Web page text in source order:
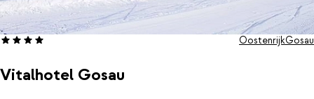
Vitalhotel Gosau
OostenrijkGosau